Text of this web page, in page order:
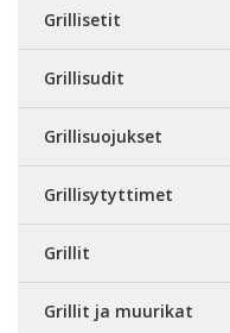
Grillisetit
Grillisudit
Grillisuojukset
Grillisytyttimet
Grillit
Grillit ja muurikat